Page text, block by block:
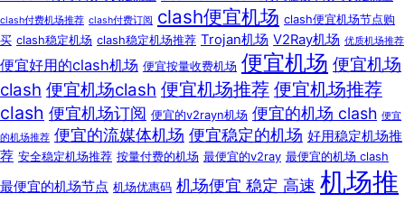
怎
么
样？
clash付费机场推荐 clash付费订阅 clash便宜机场 clash便宜机场节点购
买 clash稳定机场 clash稳定机场推荐 Trojan机场 V2Ray机场 优质机场推荐
便宜好用的clash机场 便宜按量收费机场 便宜机场 便宜机场
clash 便宜机场clash 便宜机场推荐 便宜机场推荐
clash 便宜机场订阅 便宜的v2rayn机场 便宜的机场 clash 便宜
的机场推荐 便宜的流媒体机场 便宜稳定的机场 好用稳定机场推
荐 安全稳定机场推荐 按量付费的机场 最便宜的v2ray 最便宜的机场 clash
最便宜的机场节点 机场优惠码 机场便宜 稳定 高速 机场推